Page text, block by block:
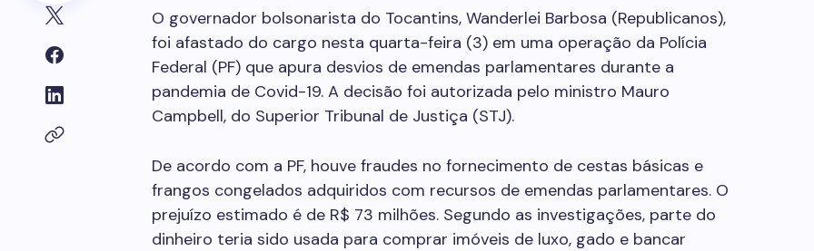
O governador bolsonarista do Tocantins, Wanderlei Barbosa (Republicanos),
foi afastado do cargo nesta quarta-feira (3) em uma operação da Polícia
Federal (PF) que apura desvios de emendas parlamentares durante a
pandemia de Covid-19. A decisão foi autorizada pelo ministro Mauro
Campbell, do Superior Tribunal de Justiça (STJ).
De acordo com a PF, houve fraudes no fornecimento de cestas básicas e
frangos congelados adquiridos com recursos de emendas parlamentares. O
prejuízo estimado é de R$ 73 milhões. Segundo as investigações, parte do
dinheiro teria sido usada para comprar imóveis de luxo, gado e bancar